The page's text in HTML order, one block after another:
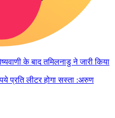
के बाद तमिलनाडु ने जारी किया
प्रति लीटर होगा सस्ता :अरुण